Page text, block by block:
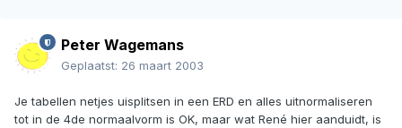
Peter Wagemans
Geplaatst: 26 maart 2003
Je tabellen netjes uisplitsen in een ERD en alles uitnormaliseren
tot in de 4de normaalvorm is OK, maar wat René hier aanduidt, is